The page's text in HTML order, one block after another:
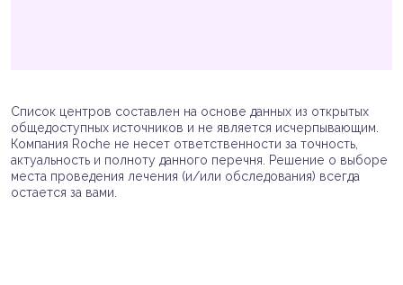
Список центров составлен на основе данных из открытых
общедоступных источников и не является исчерпывающим.
Компания Roche не несет ответственности за точность,
актуальность и полноту данного перечня. Решение о выборе
места проведения лечения (и/или обследования) всегда
остается за вами.